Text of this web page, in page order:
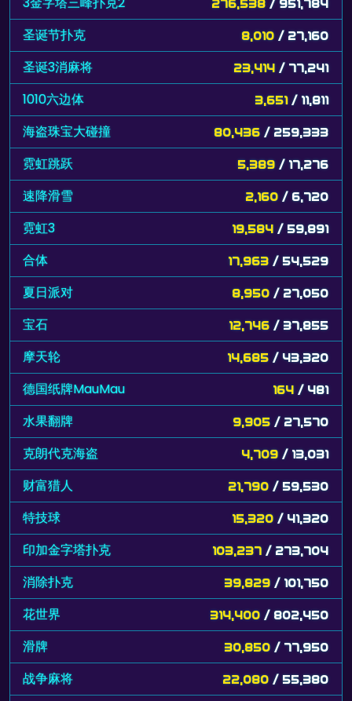
圣诞节扑克 8,010 / 27,160
圣诞3消麻将 23,414 / 77,241
1010六边体 3,651 / 11,811
海盗珠宝大碰撞 80,436 / 259,333
霓虹跳跃 5,389 / 17,276
速降滑雪 2,160 / 6,720
霓虹3 19,584 / 59,891
合体 17,963 / 54,529
夏日派对 8,950 / 27,050
宝石 12,746 / 37,855
摩天轮 14,685 / 43,320
德国纸牌MauMau 164 / 481
水果翻牌 9,905 / 27,570
克朗代克海盗 4,709 / 13,031
财富猎人 21,790 / 59,530
特技球 15,320 / 41,320
印加金字塔扑克 103,237 / 273,704
消除扑克 39,829 / 101,750
花世界 314,400 / 802,450
滑牌 30,850 / 77,950
战争麻将 22,080 / 55,380